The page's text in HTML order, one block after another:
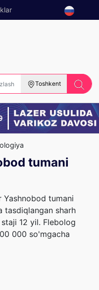
Toshkent
tumani
tumani
tasdiqlangan sharh
12 yil. Flebolog
000 so'mgacha